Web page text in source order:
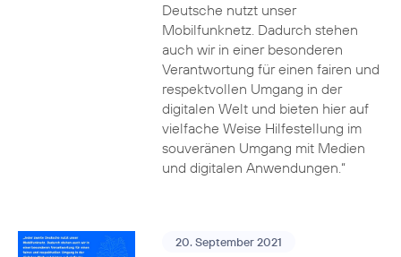
Deutsche nutzt unser
Mobilfunknetz. Dadurch stehen
auch wir in einer besonderen
Verantwortung für einen fairen und
respektvollen Umgang in der
digitalen Welt und bieten hier auf
vielfache Weise Hilfestellung im
souveränen Umgang mit Medien
und digitalen Anwendungen.“
20. September 2021